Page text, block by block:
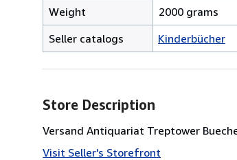
Weight
2000 grams
Seller catalogs
Kinderbücher
Store Description
Versand Antiquariat Treptower
Visit Seller's Storefront